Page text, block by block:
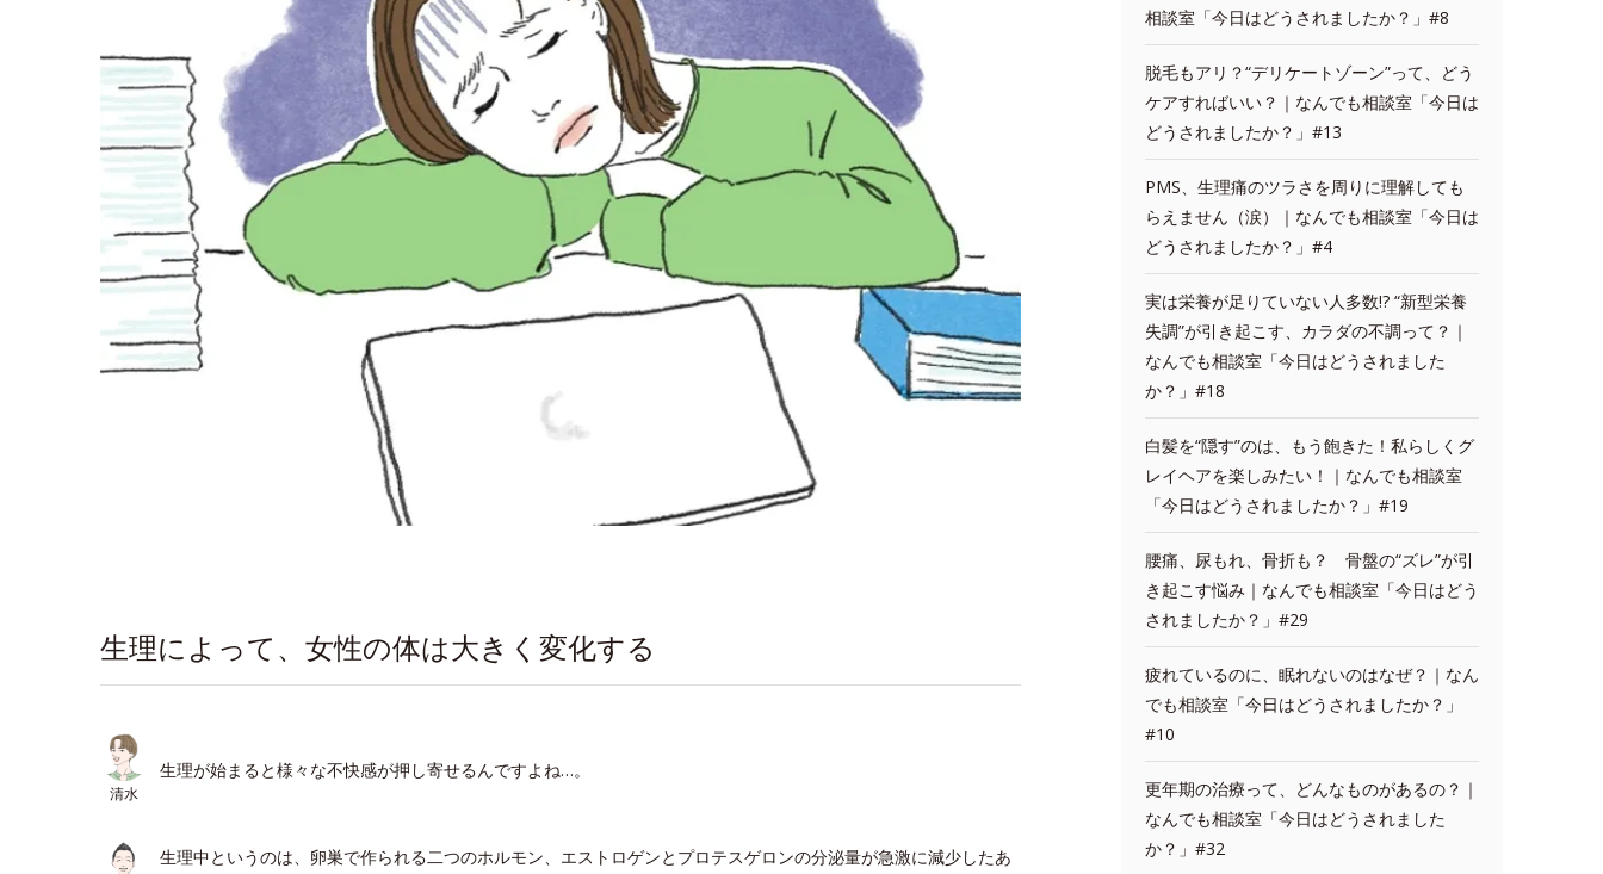
生理によって、女性の体は大きく変化する
清水
生理が始まると様々な不快感が押し寄せるんですよね…。
生理中というのは、卵巣で作られる二つのホルモン、エストロゲンとプロテスゲロンの分泌量が急激に減少したあ
相談室「今日はどうされましたか？」#8
脱毛もアリ？“デリケートゾーン”って、どう
ケアすればいい？｜なんでも相談室「今日は
どうされましたか？」#13
PMS、生理痛のツラさを周りに理解しても
らえません（涙）｜なんでも相談室「今日は
どうされましたか？」#4
実は栄養が足りていない人多数!? “新型栄養
失調”が引き起こす、カラダの不調って？｜
なんでも相談室「今日はどうされました
か？」#18
白髪を“隠す”のは、もう飽きた！私らしくグ
レイヘアを楽しみたい！｜なんでも相談室
「今日はどうされましたか？」#19
腰痛、尿もれ、骨折も？ 骨盤の“ズレ”が引
き起こす悩み｜なんでも相談室「今日はどう
されましたか？」#29
疲れているのに、眠れないのはなぜ？｜なん
でも相談室「今日はどうされましたか？」
#10
更年期の治療って、どんなものがあるの？｜
なんでも相談室「今日はどうされました
か？」#32